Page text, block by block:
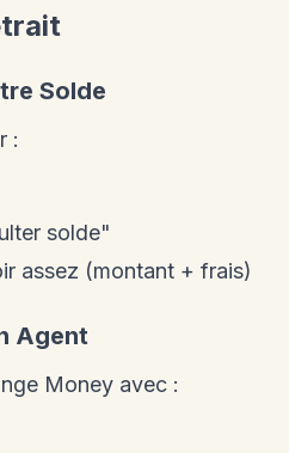
Solde
:
solde"
assez (montant + frais)
Agent
Money avec :